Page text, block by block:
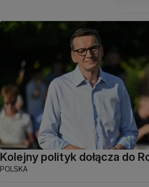
Kolejny polityk dołącza do
POLSKA